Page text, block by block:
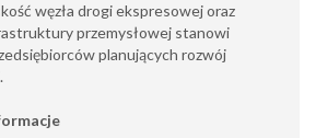
węzła drogi ekspresowej oraz
przemysłowej stanowi
planujących rozwój